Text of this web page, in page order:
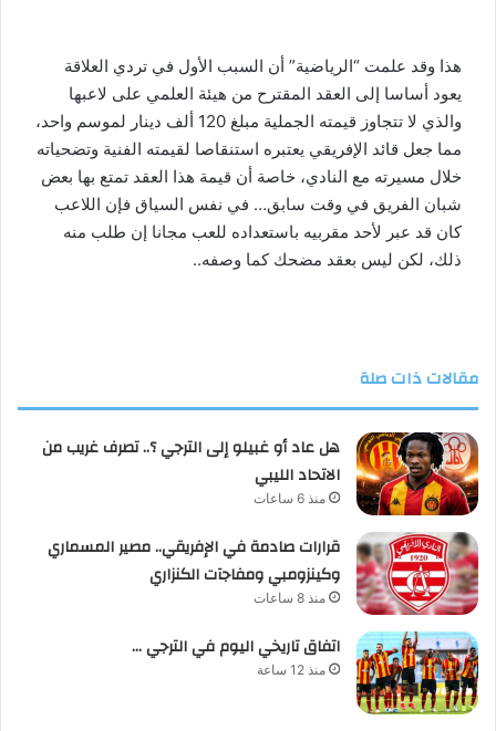
هذا وقد علمت “الرياضية” أن السبب الأول في تردي العلاقة
يعود أساسا إلى العقد المقترح من هيئة العلمي على لاعبها
والذي لا تتجاوز قيمته الجملية مبلغ 120 ألف دينار لموسم واحد،
مما جعل قائد الإفريقي يعتبره استنقاصا لقيمته الفنية وتضحياته
خلال مسيرته مع النادي، خاصة أن قيمة هذا العقد تمتع بها بعض
شبان الفريق في وقت سابق… في نفس السياق فإن اللاعب
كان قد عبر لأحد مقربيه باستعداده للعب مجانا إن طلب منه
ذلك، لكن ليس بعقد مضحك كما وصفه..
مقالات ذات صلة
هل عاد أو غبيلو إلى الترجي ؟.. تصرف غريب من
الاتحاد الليبي
منذ 6 ساعات
قرارات صادمة في الإفريقي.. مصير المسماري
وكينزومبي ومفاجآت الكنزاري
منذ 8 ساعات
اتفاق تاريخي اليوم في الترجي …
منذ 12 ساعة